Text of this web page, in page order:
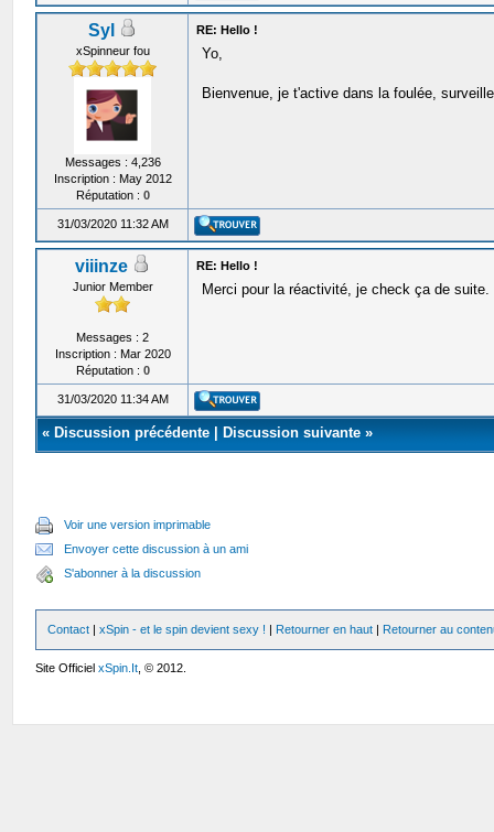
Syl
xSpinneur fou
Messages : 4,236
Inscription : May 2012
Réputation : 0
RE: Hello !
Yo,
Bienvenue, je t'active dans la foulée,
31/03/2020 11:32 AM
viiinze
Junior Member
Messages : 2
Inscription : Mar 2020
Réputation : 0
RE: Hello !
Merci pour la réactivité, je check ça de suite.
31/03/2020 11:34 AM
« Discussion précédente Discussion suivante »
Voir une version imprimable
Envoyer cette discussion à un ami
S'abonner à la discussion
Contact |xSpin - et le spin devient sexy ! | Retourner en haut | Retourner au
Site OfficielxSpin.It , © 2012.